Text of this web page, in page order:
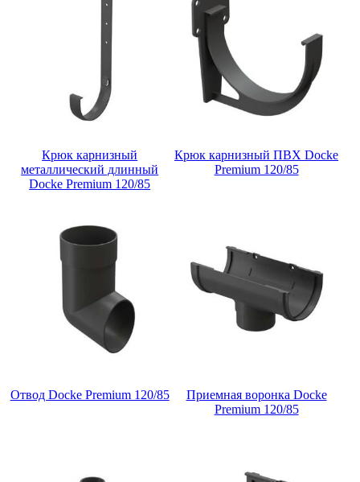
Крюк карнизный
металлический длинный
Docke Premium 120/85
Крюк карнизный ПВХ Docke
Premium 120/85
Отвод Docke Premium 120/85
Приемная воронка Docke
Premium 120/85